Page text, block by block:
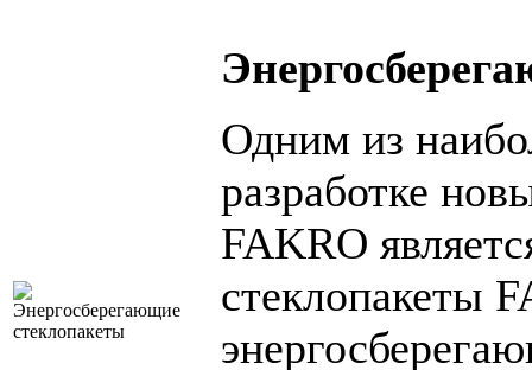
Одним из
разработке
FAKRO
стеклопакеты